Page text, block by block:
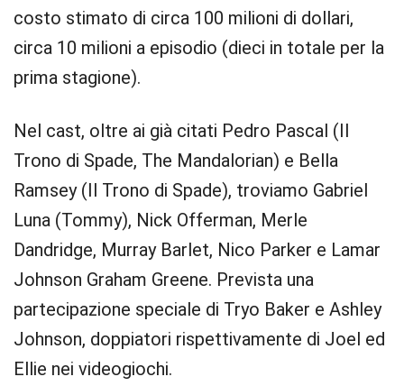
costo stimato di circa 100 milioni di dollari,
circa 10 milioni a episodio (dieci in totale per la
prima stagione).
Nel cast, oltre ai già citati Pedro Pascal (Il
Trono di Spade, The Mandalorian) e Bella
Ramsey (Il Trono di Spade), troviamo Gabriel
Luna (Tommy), Nick Offerman, Merle
Dandridge, Murray Barlet, Nico Parker e Lamar
Johnson Graham Greene. Prevista una
partecipazione speciale di Tryo Baker e Ashley
Johnson, doppiatori rispettivamente di Joel ed
Ellie nei videogiochi.